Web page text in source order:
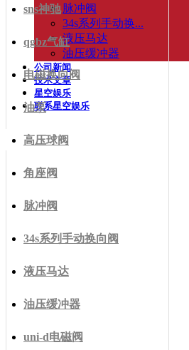
脉冲阀
34s系列手动换...
液压马达
油压缓冲器
公司新闻
技术文章
星空娱乐
联系星空娱乐
sns神驰
qgbz气缸
电磁换向阀
油泵
高压球阀
角座阀
脉冲阀
34s系列手动换向阀
液压马达
油压缓冲器
uni-d电磁阀